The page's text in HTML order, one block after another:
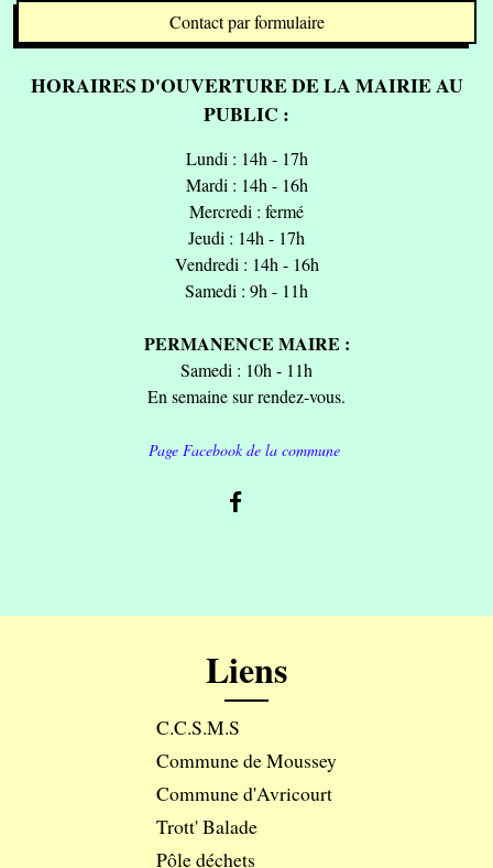
Contact par formulaire
HORAIRES D'OUVERTURE DE LA MAIRIE AU
PUBLIC :
Lundi : 14h - 17h
Mardi : 14h - 16h
Mercredi : fermé
Jeudi : 14h - 17h
Vendredi : 14h - 16h
Samedi : 9h - 11h
PERMANENCE MAIRE :
Samedi : 10h - 11h
En semaine sur rendez-vous.
Page Facebook de la commune
Liens
C.C.S.M.S
Commune de Moussey
Commune d'Avricourt
Trott' Balade
Pôle déchets